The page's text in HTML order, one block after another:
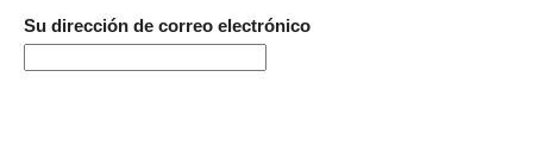
Su dirección de correo electrónico